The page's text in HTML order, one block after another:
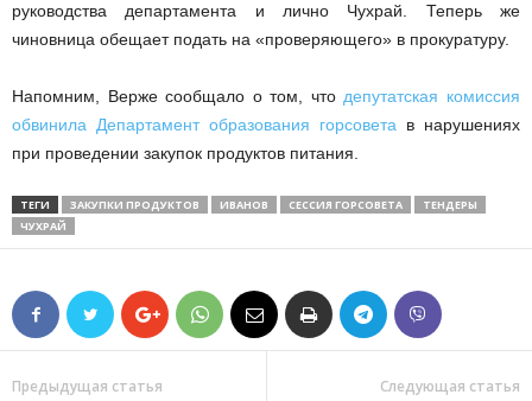
руководства департамента и лично Чухрай. Теперь же
чиновница обещает подать на «проверяющего» в прокуратуру.
Напомним, Верже сообщало о том, что депутатская комиссия
обвинила Департамент образования горсовета в нарушениях
при проведении закупок продуктов питания.
ТЕГИ ЗАКУПКИ ПРОДУКТОВ ИВАНОВ СЕССИЯ ГОРСОВЕТА
ТЕНДЕРЫ
ЧУХРАЙ
Предыдущая статья Следующая статья